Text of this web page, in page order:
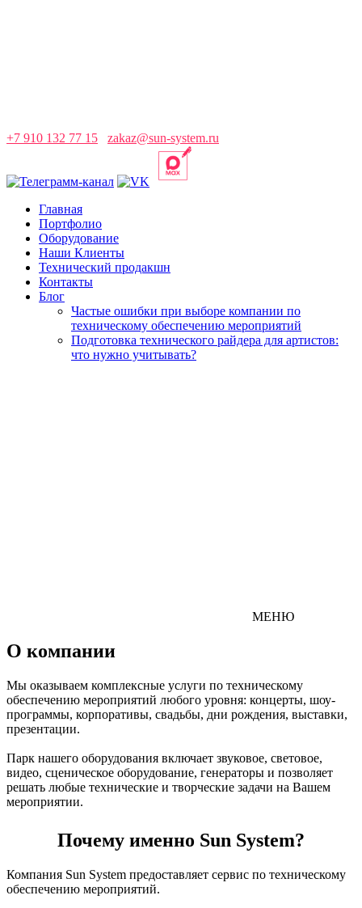
+7 910 132 77 15 zakaz@sun-system.ru
Главная
Портфолио
Оборудование
Наши Клиенты
Технический продакшн
Контакты
Блог
Частые ошибки при выборе компании по
техническому обеспечению мероприятий
Подготовка технического райдера для артистов:
что нужно учитывать?
МЕНЮ
О компании
Мы оказываем комплексные услуги по техническому
обеспечению мероприятий любого уровня: концерты, шоу-
программы, корпоративы, свадьбы, дни рождения, выставки,
презентации.
Парк нашего оборудования включает звуковое, световое,
видео, сценическое оборудование, генераторы и позволяет
решать любые технические и творческие задачи на Вашем
мероприятии.
Почему именно Sun System?
Компания Sun System предоставляет сервис по техническому
обеспечению мероприятий.